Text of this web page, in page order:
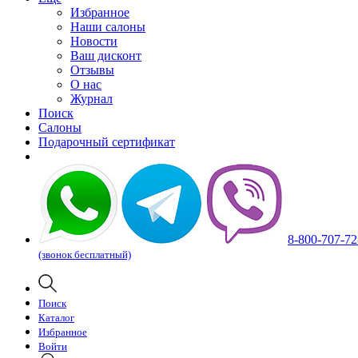
Избранное
Наши салоны
Новости
Ваш дисконт
Отзывы
О нас
Журнал
Поиск
Салоны
Подарочный сертификат
8-800-707-
(звонок бесплатный)
Поиск
Каталог
Избранное
Войти